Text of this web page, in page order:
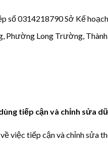
số 0314218790 Sở Kế
Phường Long Trường,
tiếp cận và chỉnh sửa
việc tiếp cận và chỉnh sửa